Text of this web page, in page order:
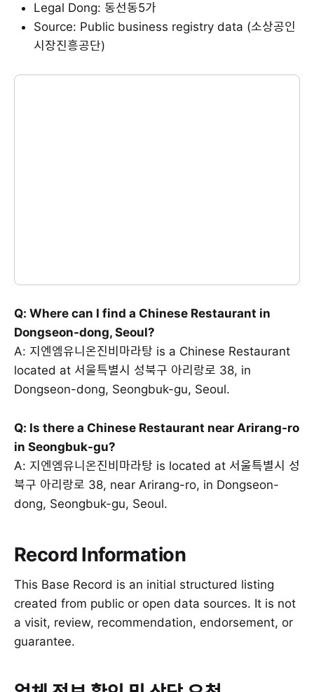
Legal Dong: 동선동5가
Source: Public business registry data (소상공인
시장진흥공단)
Q: Where can I find a Chinese Restaurant in
Dongseon-dong, Seoul?
A: 지엔엠유니온진비마라탕 is a Chinese Restaurant
located at 서울특별시 성북구 아리랑로 38, in
Dongseon-dong, Seongbuk-gu, Seoul.
Q: Is there a Chinese Restaurant near Arirang-ro
in Seongbuk-gu?
A: 지엔엠유니온진비마라탕 is located at 서울특별시 성
북구 아리랑로 38, near Arirang-ro, in Dongseon-
dong, Seongbuk-gu, Seoul.
Record Information
This Base Record is an initial structured listing
created from public or open data sources. It is not
a visit, review, recommendation, endorsement, or
guarantee.